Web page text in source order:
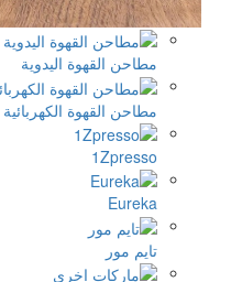
مطاحن القهوة اليدوية
مطاحن القهوة الكهربائية
1Zpresso
Eureka
تايم مور